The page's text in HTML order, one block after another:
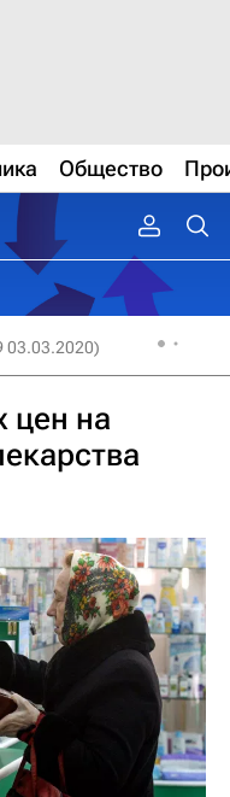
Общество
03.03.2020)
цен на